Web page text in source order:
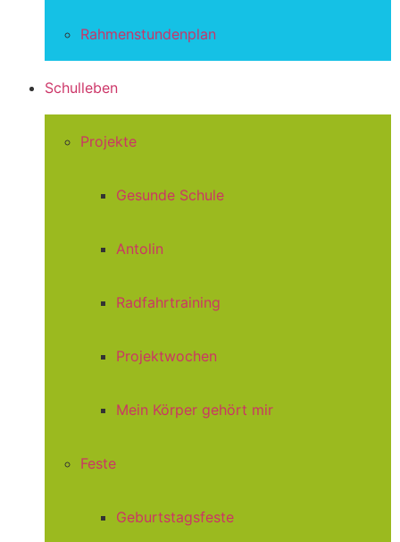
Rahmenstundenplan
Schulleben
Projekte
Gesunde Schule
Antolin
Radfahrtraining
Projektwochen
Mein Körper gehört mir
Feste
Geburtstagsfeste